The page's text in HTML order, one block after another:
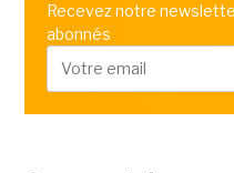
Recevez notre
abonnés